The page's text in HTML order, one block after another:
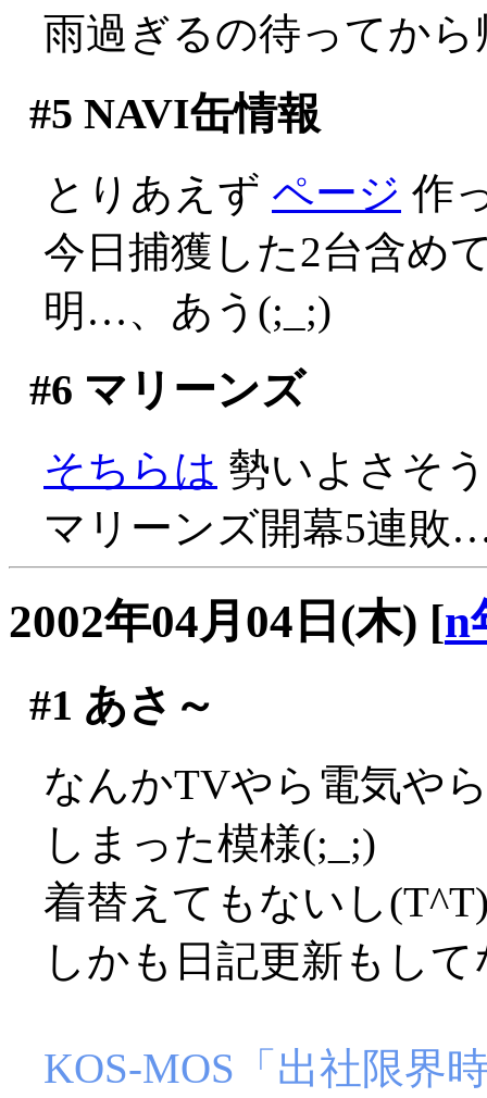
雨過ぎるの待ってか
#5 NAVI缶情報
とりあえず ページ 作
今日捕獲した2台含め
明…、あう(;_;)
#6 マリーンズ
そちらは 勢いよさそ
マリーンズ開幕5連敗
2002年04月04日(木) [n
#1 あさ～
なんかTVやら電気や
しまった模様(;_;)
着替えてもないし
しかも日記更新もし
KOS-MOS「出社限界